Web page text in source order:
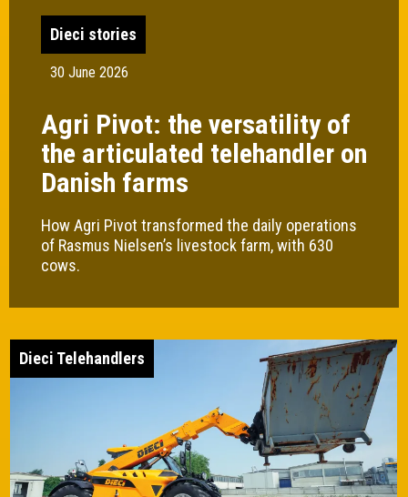
Dieci stories
30 June 2026
Agri Pivot: the versatility of
the articulated telehandler on
Danish farms
How Agri Pivot transformed the daily operations
of Rasmus Nielsen’s livestock farm, with 630
cows.
Dieci Telehandlers